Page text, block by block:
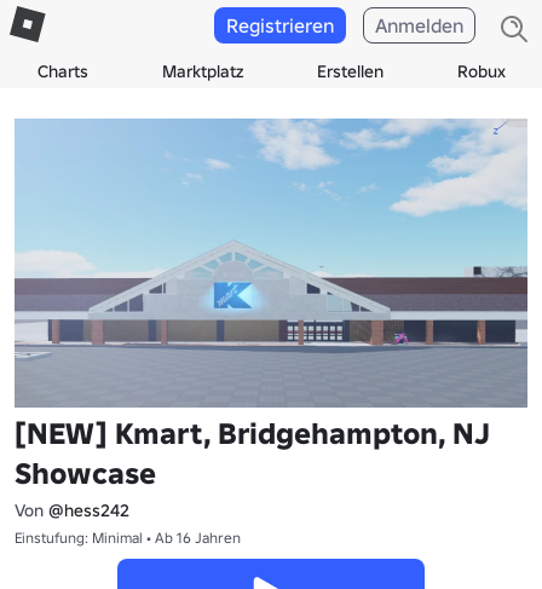
Charts Marktplatz Erstellen Robux
Registrieren Anmelden
[NEW] Kmart, Bridgehampton, NJ
Showcase
Von @hess242
Einstufung: Minimal • Ab 16 Jahren